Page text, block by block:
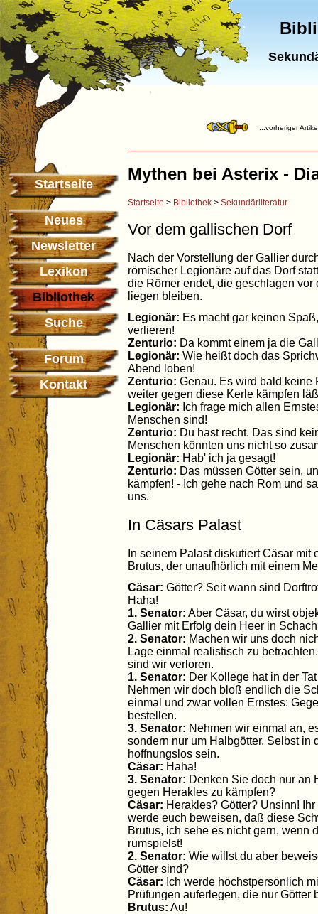
Startseite
Neues
Newsletter
Lexikon
Bibliothek
Suche
Forum
Kontakt
...vorheriger
Mythen bei Asterix -
Startseite > Bibliothek > Sekundärliteratur
Vor dem gallischen Dorf
Nach der Vorstellung der Gallier
römischer Legionäre auf das Dorf
die Römer endet, die geschlagen
liegen bleiben.
Legionär: Es macht gar keinen
verlieren!
Zenturio: Da kommt einem ja die
Legionär: Wie heißt doch das
Abend loben!
Zenturio: Genau. Es wird bald keine
weiter gegen diese Kerle kämpfen
Legionär: Ich frage mich allen
Menschen sind!
Zenturio: Du hast recht. Das sind
Menschen könnten uns nicht so
Legionär: Hab' ich ja gesagt!
Zenturio: Das müssen Götter sein,
kämpfen! - Ich gehe nach Rom und
uns.
In Cäsars Palast
In seinem Palast diskutiert Cäsar
Brutus, der unaufhörlich mit einem
Cäsar: Götter? Seit wann sind
Haha!
1. Senator: Aber Cäsar, du wirst
Gallier mit Erfolg dein Heer in
2. Senator: Machen wir uns doch
Lage einmal realistisch zu
sind wir verloren.
1. Senator: Der Kollege hat in der
Nehmen wir doch bloß endlich die
einmal und zwar vollen Ernstes:
bestellen.
3. Senator: Nehmen wir einmal an,
sondern nur um Halbgötter. Selbst in
hoffnungslos sein.
Cäsar: Haha!
3. Senator: Denken Sie doch nur an
gegen Herakles zu kämpfen?
Cäsar: Herakles? Götter? Unsinn!
werde euch beweisen, daß diese
Brutus, ich sehe es nicht gern, wenn
rumspielst!
2. Senator: Wie willst du aber
Götter sind?
Cäsar: Ich werde höchstpersönlich
Prüfungen auferlegen, die nur Götter
Brutus: Au!